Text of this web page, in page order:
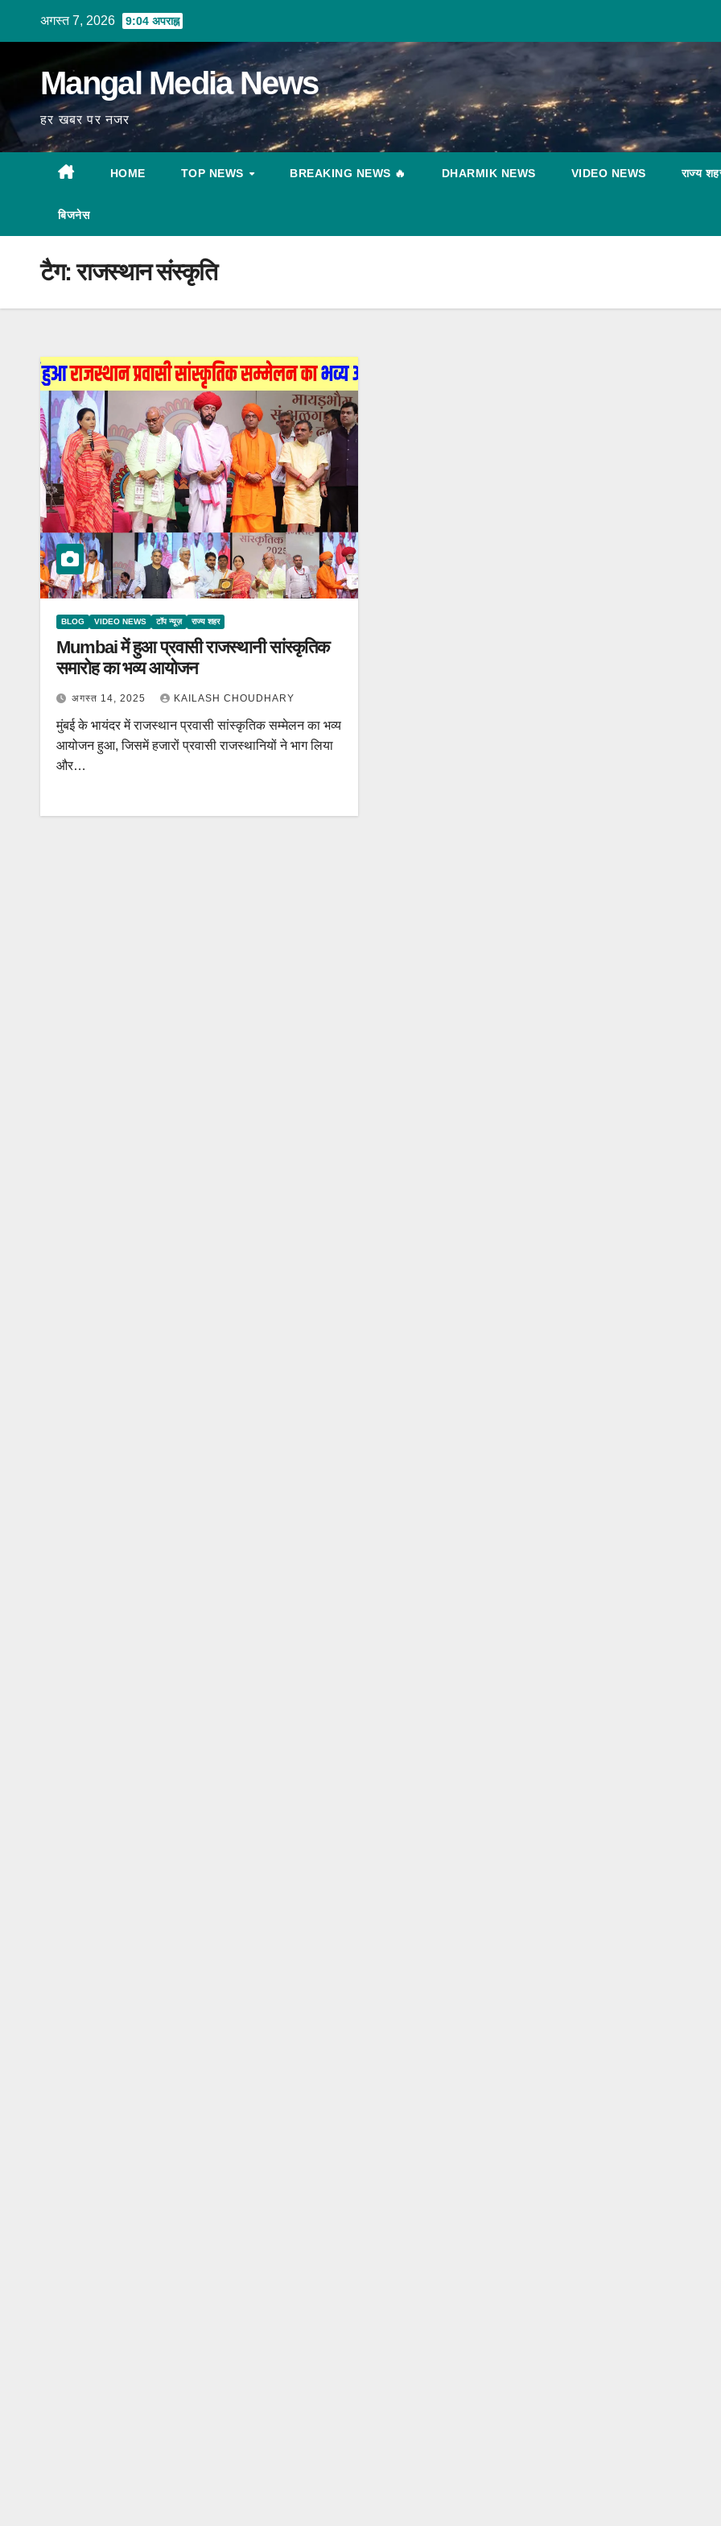
अगस्त 7, 2026 9:04 अपराह्न
Mangal Media News
हर खबर पर नजर
HOME TOP NEWS BREAKING NEWS 🔥 DHARMIK NEWS VIDEO NEWS राज्य
बिजनेस
टैग:राजस्थान संस्कृति
BLOG VIDEO NEWS टॉप न्यूज़ राज्य शहर
Mumbai में हुआ प्रवासी राजस्थानी सांस्कृतिक
समारोह का भव्य आयोजन
अगस्त 14, 2025 KAILASH CHOUDHARY
मुंबई के भायंदर में राजस्थान प्रवासी सांस्कृतिक सम्मेलन का भव्य
आयोजन हुआ, जिसमें हजारों प्रवासी राजस्थानियों ने भाग लिया
और…